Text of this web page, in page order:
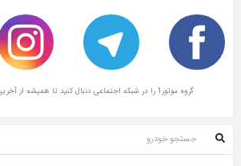
گروه موتور1 را در شبکه اجتماعی دنبال کنید تا همیشه از آخرین اخبار ما مطلع باشید!
جستجو خودرو